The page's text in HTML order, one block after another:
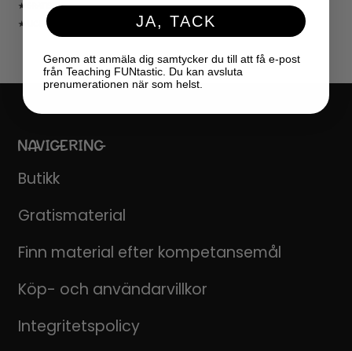
★ GRATIS
★ LICENSER
NAVIGERING
Butikk
Gratismaterial
Finn material efter kompetansemål
Köp- och användarvillkor
Integritetspolicy
JA, TACK
Genom att anmäla dig samtycker du till att få e-post
från Teaching FUNtastic. Du kan avsluta
prenumerationen när som helst.